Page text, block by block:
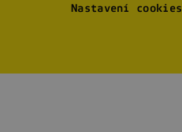
Nastavení cookies